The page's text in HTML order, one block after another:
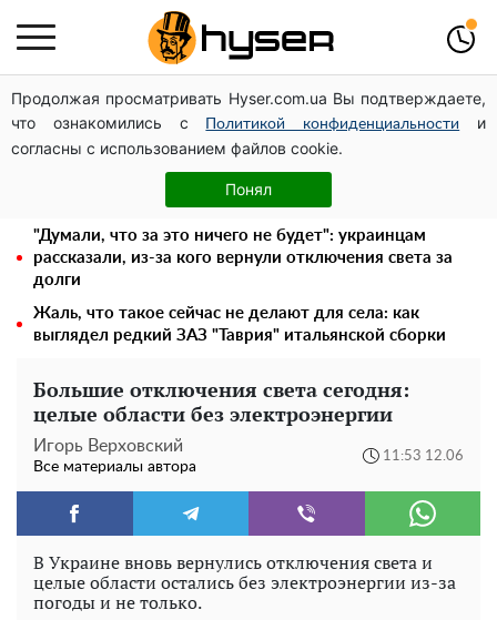
Продолжая просматривать Hyser.com.ua Вы подтверждаете,
что ознакомились с
Политикой конфиденциальности
и
согласны с использованием файлов cookie.
Понял
Месяц без света, лютый холод и коммунальные
платежи на тысячи гривен: народ "ломают" в
отключения
Полностью голая Анна Тринчер блеснула
"прелестями": таких размеров вы еще не видели
"Думали, что за это ничего не будет": украинцам
рассказали, из-за кого вернули отключения света за
долги
Жаль, что такое сейчас не делают для села: как
выглядел редкий ЗАЗ "Таврия" итальянской сборки
Большие отключения света сегодня:
целые области без электроэнергии
Игорь Верховский
Все материалы автора
11:53 12.06
В Украине вновь вернулись отключения света и
целые области остались без электроэнергии из-за
погоды и не только.